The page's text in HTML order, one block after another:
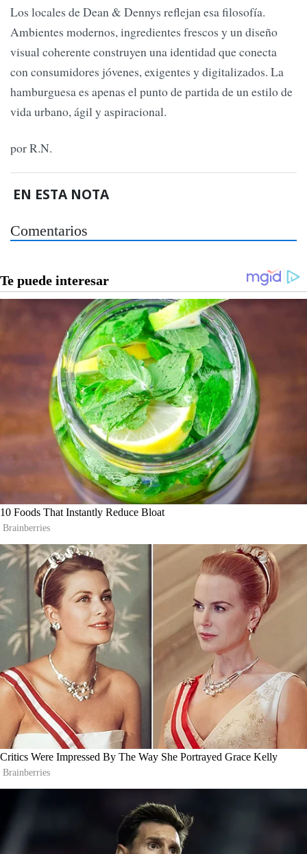
Los locales de Dean & Dennys reflejan esa filosofía.
Ambientes modernos, ingredientes frescos y un diseño
visual coherente construyen una identidad que conecta
con consumidores jóvenes, exigentes y digitalizados. La
hamburguesa es apenas el punto de partida de un estilo de
vida urbano, ágil y aspiracional.
por R.N.
EN ESTA NOTA
Comentarios